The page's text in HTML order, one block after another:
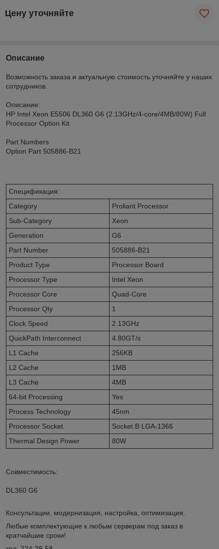
Цену уточняйте
Описание
Возможность заказа и актуальную стоимость уточняйте у наших
сотрудников.
Описание:
HP Intel Xeon E5506 DL360 G6 (2.13GHz/4-core/4MB/80W) Full
Processor Option Kit
Part Numbers
Option Part 505886-B21
Спецификация:
Category
Proliant Processor
Sub-Category
Xeon
Generation
G6
Part Number
505886-B21
Product Type
Processor Board
Processor Type
Intel Xeon
Processor Core
Quad-Core
Processor Qty
1
Clock Speed
2.13GHz
QuickPath Interconnect
4.80GT/s
L1 Cache
256KB
L2 Cache
1MB
L3 Cache
4MB
64-bit Processing
Yes
Process Technology
45nm
Processor Socket
Socket B LGA-1366
Thermal Design Power
80W
Совместимость:
DL360 G6
Консультации, модернизация, настройка, оптимизация.
Любые комплектующие к любым серверам под заказ в
кратчайшие сроки!